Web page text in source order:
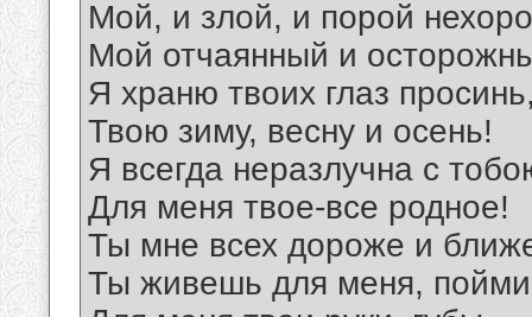
Мой, и злой, и порой
Мой отчаянный и
Я храню твоих глаз
Твою зиму, весну и осень!
Я всегда неразлучна с
Для меня твое-все родное!
Ты мне всех дороже и
Ты живешь для меня,